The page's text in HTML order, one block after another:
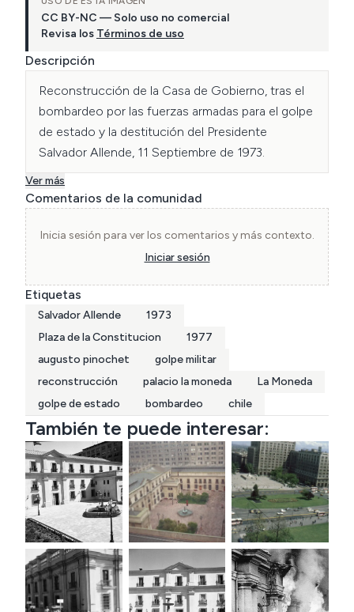
CC BY-NC — Solo uso no comercial
Revisa los Términos de uso
Descripción
Reconstrucción de la Casa de Gobierno, tras el
bombardeo por las fuerzas armadas para el golpe
de estado y la destitución del Presidente
Salvador Allende, 11 Septiembre de 1973.
Ver más
Comentarios de la comunidad
Inicia sesión para ver los comentarios y más contexto.
Iniciar sesión
Etiquetas
Salvador Allende
1973
Plaza de la Constitucion
1977
augusto pinochet
golpe militar
reconstrucción
palacio la moneda
La Moneda
golpe de estado
bombardeo chile
También te puede interesar: